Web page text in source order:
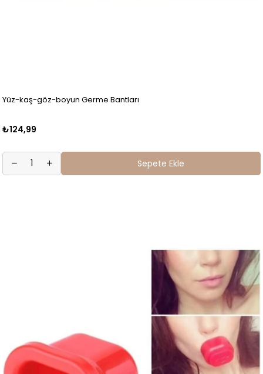
Yüz-kaş-göz-boyun Germe Bantları
₺124,99
Sepete Ekle